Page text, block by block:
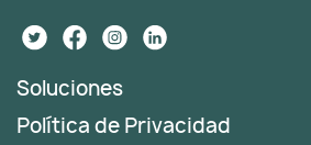
Soluciones
Política de Privacidad